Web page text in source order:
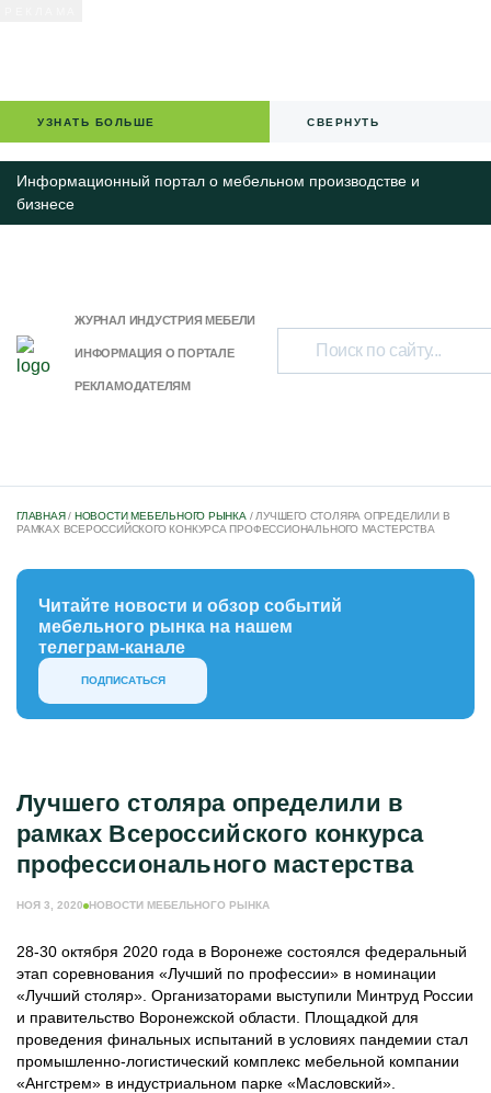
УЗНАТЬ БОЛЬШЕ СВЕРНУТЬ
Информационный портал о мебельном производстве и
бизнесе
ЖУРНАЛ ИНДУСТРИЯ МЕБЕЛИ
ИНФОРМАЦИЯ О ПОРТАЛЕ
РЕКЛАМОДАТЕЛЯМ
ГЛАВНАЯ/ НОВОСТИ МЕБЕЛЬНОГО РЫНКА / ЛУЧШЕГО СТОЛЯРА ОПРЕДЕЛИЛИ В
РАМКАХ ВСЕРОССИЙСКОГО КОНКУРСА ПРОФЕССИОНАЛЬНОГО МАСТЕРСТВА
Читайте новости и обзор событий
мебельного рынка на нашем
телеграм-канале
ПОДПИСАТЬСЯ
Лучшего столяра определили в
рамках Всероссийского конкурса
профессионального мастерства
НОЯ 3, 2020 НОВОСТИ МЕБЕЛЬНОГО РЫНКА
28-30 октября 2020 года в Воронеже состоялся федеральный
этап соревнования «Лучший по профессии» в номинации
«Лучший столяр». Организаторами выступили Минтруд России
и правительство Воронежской области. Площадкой для
проведения финальных испытаний в условиях пандемии стал
промышленно-логистический комплекс мебельной компании
«Ангстрем» в индустриальном парке «Масловский».